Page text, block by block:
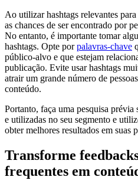
Ao utilizar hashtags relevantes
as chances de ser encontrado por
No entanto, é importante tomar
hashtags. Opte porpalavras-chave
público-alvo e que estejam
publicação. Evite usar hashtags
atrair um grande número de
conteúdo.
Portanto, faça uma pesquisa prévia
e utilizadas no seu segmento e
obter melhores resultados em suas
Transforme
frequentes em